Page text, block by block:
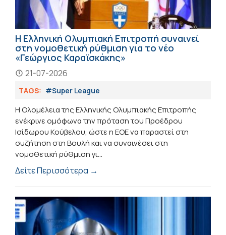
Η Ελληνική Ολυμπιακή Επιτροπή συναινεί
στη νομοθετική ρύθμιση για το νέο
«Γεώργιος Καραϊσκάκης»
21-07-2026
TAGS: #Super League
H Oλομέλεια της Ελληνικής Ολυμπιακής Επιτροπής
ενέκρινε ομόφωνα την πρόταση του Προέδρου
Ισίδωρου Κούβελου, ώστε η ΕΟΕ να παραστεί στη
συζήτηση στη Βουλή και να συναινέσει στη
νομοθετική ρύθμιση γι...
Δείτε Περισσότερα →